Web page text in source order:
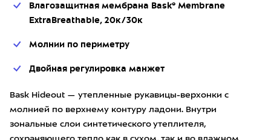
Влагозащитная мембрана Bask® Membrane
ExtraBreathable, 20к/30к
Молнии по периметру
Двойная регулировка манжет
Bask Hideout — утепленные рукавицы-верхонки с
молнией по верхнему контуру ладони. Внутри
зональные слои синтетического утеплителя,